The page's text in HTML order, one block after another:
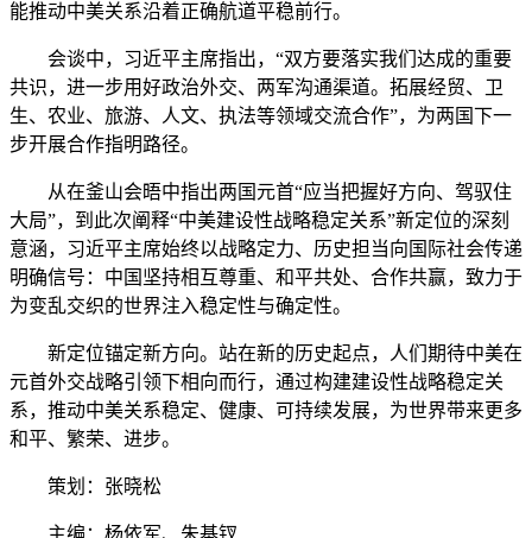
能推动中美关系沿着正确航道平稳前行。
会谈中，习近平主席指出，“双方要落实我们达成的重要
共识，进一步用好政治外交、两军沟通渠道。拓展经贸、卫
生、农业、旅游、人文、执法等领域交流合作”，为两国下一
步开展合作指明路径。
从在釜山会晤中指出两国元首“应当把握好方向、驾驭住
大局”，到此次阐释“中美建设性战略稳定关系”新定位的深刻
意涵，习近平主席始终以战略定力、历史担当向国际社会传递
明确信号：中国坚持相互尊重、和平共处、合作共赢，致力于
为变乱交织的世界注入稳定性与确定性。
新定位锚定新方向。站在新的历史起点，人们期待中美在
元首外交战略引领下相向而行，通过构建建设性战略稳定关
系，推动中美关系稳定、健康、可持续发展，为世界带来更多
和平、繁荣、进步。
策划：张晓松
主编：杨依军、朱基钗